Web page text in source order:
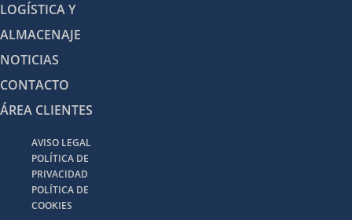
LOGÍSTICA Y
ALMACENAJE
NOTICIAS
CONTACTO
ÁREA CLIENTES
AVISO LEGAL
POLÍTICA DE
PRIVACIDAD
POLÍTICA DE
COOKIES